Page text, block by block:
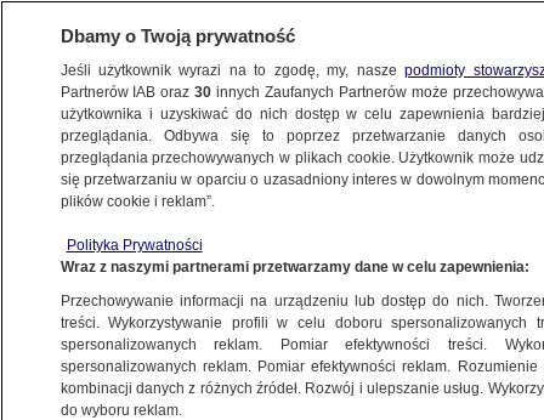
BIZNES
ZE ŚWIATA
Walczą z trzycyfrową inflacją. Rząd
ogłosił porozumienie
z supermarketami
Władimir Putin ma duży problem. "O
losie rosyjskiej gospodarki zdecyduje
głębia agresji"
Dbamy o Twoją prywatność
Jeśli użytkownik wyrazi na to zgodę, my, naszepodmioty
Partnerów IAB oraz30 innych Zaufanych Partnerów może
użytkownika i uzyskiwać do nich dostęp w celu zapewnienia
przeglądania. Odbywa się to poprzez przetwarzanie danych
przeglądania przechowywanych w plikach cookie. Użytkownik może
się przetwarzaniu w oparciu o uzasadniony interes w dowolnym
plików cookie i reklam”.
Polityka Prywatności
Wraz z naszymi partnerami przetwarzamy dane w celu zapewnienia:
Przechowywanie informacji na urządzeniu lub dostęp do nich.
treści. Wykorzystywanie profili w celu doboru spersonalizowanych
spersonalizowanych reklam. Pomiar efektywności treści.
spersonalizowanych reklam. Pomiar efektywności reklam.
kombinacji danych z różnych źródeł. Rozwój i ulepszanie usług.
do wyboru reklam.